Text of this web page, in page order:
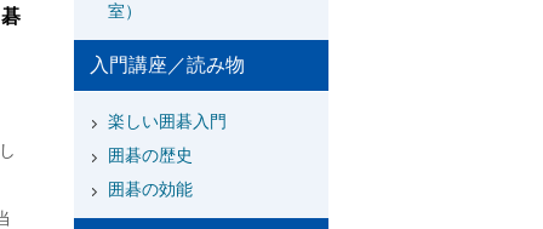
室）
入門講座／読み物
楽しい囲碁入門
囲碁の歴史
囲碁の効能